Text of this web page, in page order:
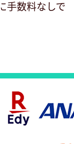
手数料なしで